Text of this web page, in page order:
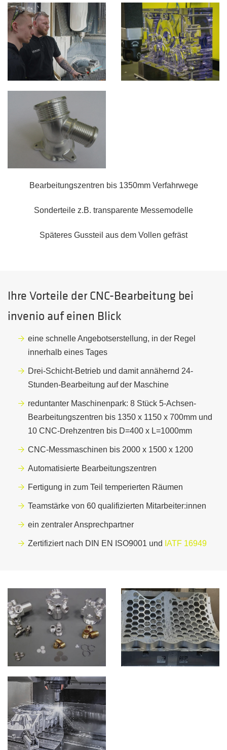
Bearbeitungszentren bis 1350mm Verfahrwege
Sonderteile z.B. transparente Messemodelle
Späteres Gussteil aus dem Vollen gefräst
Ihre Vorteile der CNC-Bearbeitung bei
invenio auf einen Blick
eine schnelle Angebotserstellung, in der Regel
innerhalb eines Tages
Drei-Schicht-Betrieb und damit annähernd 24-
Stunden-Bearbeitung auf der Maschine
reduntanter Maschinenpark: 8 Stück 5-Achsen-
Bearbeitungszentren bis 1350 x 1150 x 700mm und
10 CNC-Drehzentren bis D=400 x L=1000mm
CNC-Messmaschinen bis 2000 x 1500 x 1200
Automatisierte Bearbeitungszentren
Fertigung in zum Teil temperierten Räumen
Teamstärke von 60 qualifizierten Mitarbeiter:innen
ein zentraler Ansprechpartner
Zertifiziert nach DIN EN ISO9001 und IATF 16949